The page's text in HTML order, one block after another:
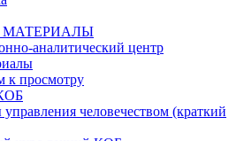
МАТЕРИАЛЫ
аналитический центр
к просмотру
человечеством (краткий